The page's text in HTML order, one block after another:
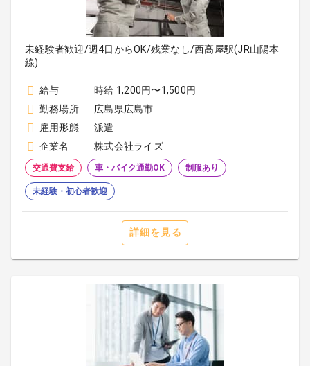
未経験者歓迎/週4日からOK/残業なし/西高屋駅(JR山陽本
線)
給与
時給 1,200円〜1,500円
勤務場所
広島県広島市
雇用形態
派遣
企業名
株式会社ライズ
交通費支給 車・バイク通勤OK 制服あり
未経験・初心者歓迎
詳細を見る